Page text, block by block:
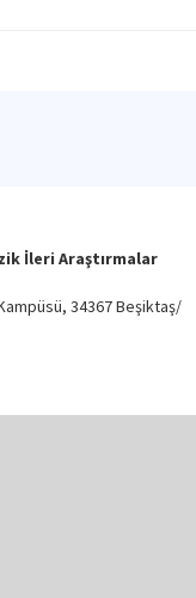
İleri Araştırmalar
34367 Beşiktaş/